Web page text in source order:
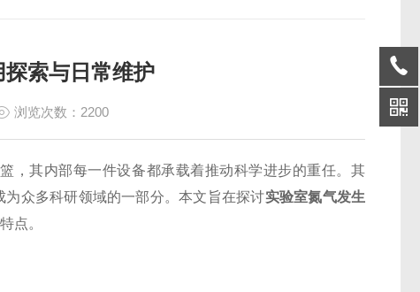
索与日常维护
浏览次数：2200
其内部每一件设备都承载着推动科学进步的重任。其
众多科研领域的一部分。本文旨在探讨实验室氮气发生
点。